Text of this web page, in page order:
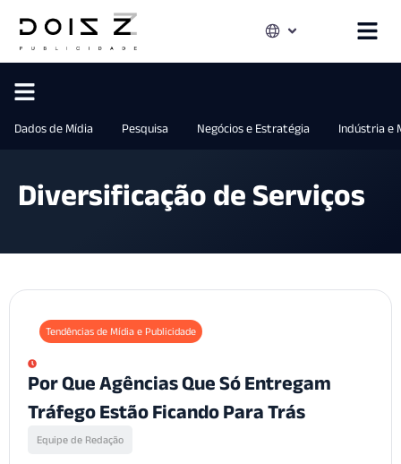
Dados de Mídia Pesquisa Negócios e Estratégia Indústria e
Diversificação de Serviços
Tendências de Mídia e Publicidade
Por Que Agências Que Só Entregam
Tráfego Estão Ficando Para Trás
Equipe de Redação